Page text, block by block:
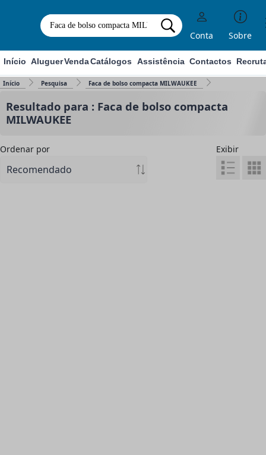
Conta Sobre
Início AluguerVendaCatálogos Assistência Contactos
Início Pesquisa Faca de bolso compacta MILWAUKEE
Resultado para : Faca de bolso compacta
MILWAUKEE
Ordenar por Exibir